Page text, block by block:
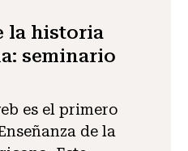
la historia
seminario
es el primero
de la